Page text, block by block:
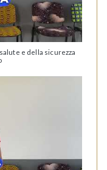
e della sicurezza